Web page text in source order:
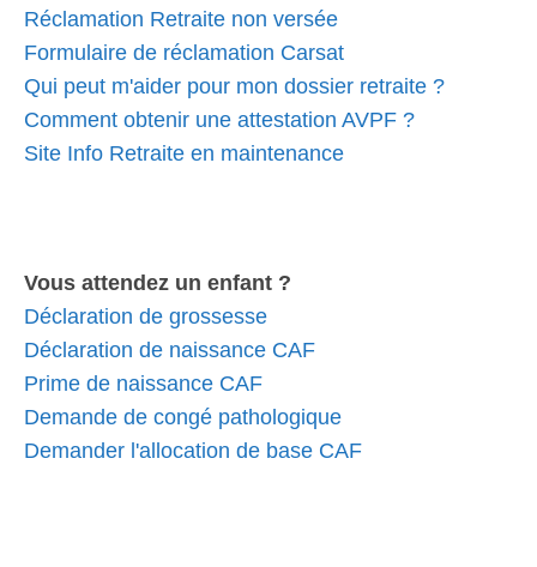
Réclamation Retraite non versée
Formulaire de réclamation Carsat
Qui peut m'aider pour mon dossier retraite ?
Comment obtenir une attestation AVPF ?
Site Info Retraite en maintenance
Vous attendez un enfant ?
Déclaration de grossesse
Déclaration de naissance CAF
Prime de naissance CAF
Demande de congé pathologique
Demander l'allocation de base CAF